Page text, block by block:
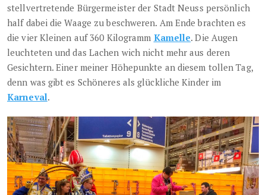
stellvertretende Bürgermeister der Stadt Neuss persönlich
half dabei die Waage zu beschweren. Am Ende brachten es
die vier Kleinen auf 360 Kilogramm Kamelle. Die Augen
leuchteten und das Lachen wich nicht mehr aus deren
Gesichtern. Einer meiner Höhepunkte an diesem tollen Tag,
denn was gibt es Schöneres als glückliche Kinder im
Karneval.